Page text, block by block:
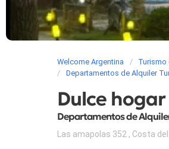
Welcome Argentina Turismo
Departamentos de Alquiler
Dulce hogar
Departamentos de
Las amapolas 352 , Costa